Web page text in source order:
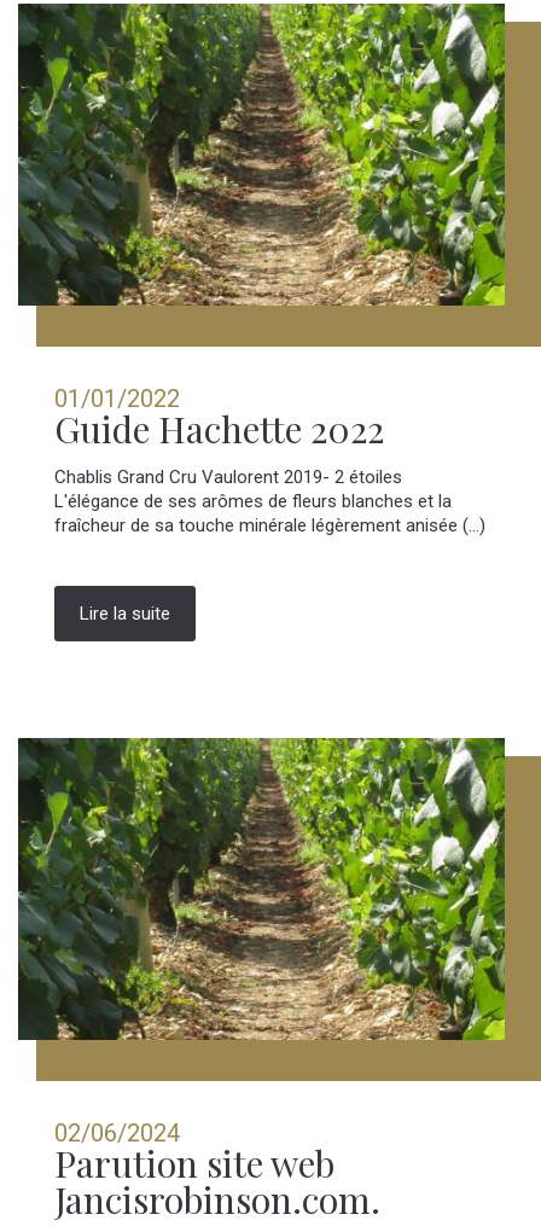
01/01/2022
Guide Hachette 2022
Chablis Grand Cru Vaulorent 2019- 2 étoiles
L'élégance de ses arômes de fleurs blanches et la
fraîcheur de sa touche minérale légèrement anisée (...)
Lire la suite
02/06/2024
Parution site web
Jancisrobinson.com.